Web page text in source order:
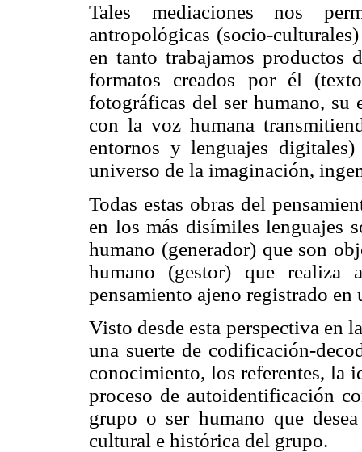
Tales mediaciones nos
antropológicas (socio-
en tanto trabajamos productos
formatos creados por él
fotográficas del ser humano, su
con la voz humana
entornos y lenguajes
universo de la imaginación,
Todas estas obras del
en los más disímiles lenguajes
humano (generador) que son
humano (gestor) que realiza
pensamiento ajeno registrado
Visto desde esta perspectiva en
una suerte de codificación-
conocimiento, los referentes, la
proceso de autoidentificación
grupo o ser humano que
cultural e histórica del grupo.